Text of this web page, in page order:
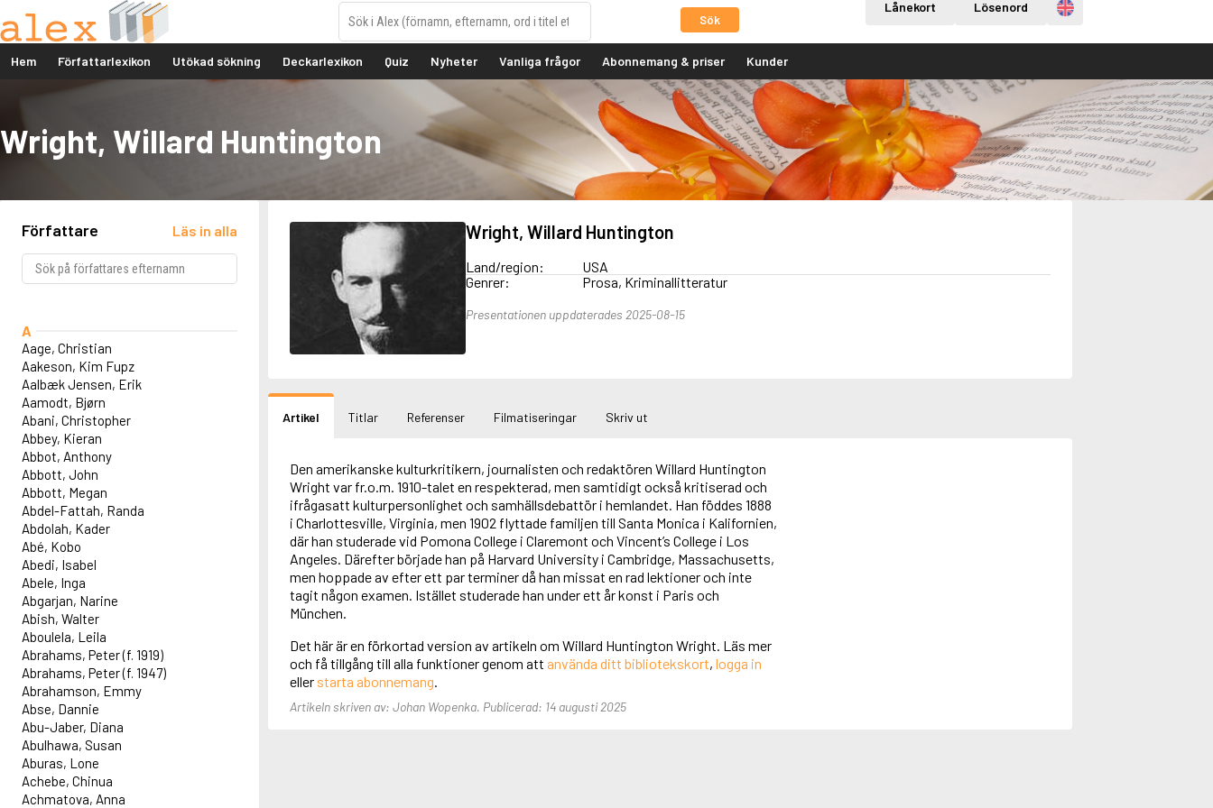
Sök
Lånekort Lösenord Engelska
Hem Författarlexikon Utökad sökning Deckarlexikon Quiz Nyheter Vanliga frågor Abonnemang & priser Kunder
Wright, Willard Huntington
Författare Läs in alla
A
Aage, Christian
Aakeson, Kim Fupz
Aalbæk Jensen, Erik
Aamodt, Bjørn
Abani, Christopher
Abbey, Kieran
Abbot, Anthony
Abbott, John
Abbott, Megan
Abdel-Fattah, Randa
Abdolah, Kader
Abé, Kobo
Abedi, Isabel
Abele, Inga
Abgarjan, Narine
Abish, Walter
Aboulela, Leila
Abrahams, Peter (f. 1919)
Abrahams, Peter (f. 1947)
Abrahamson, Emmy
Abse, Dannie
Abu-Jaber, Diana
Abulhawa, Susan
Aburas, Lone
Achebe, Chinua
Achmatova, Anna
Wright, Willard Huntington
Land/region:
USA
Genrer:
Prosa, Kriminallitteratur
Presentationen uppdaterades 2025-08-15
Artikel Titlar Referenser Filmatiseringar Skriv ut
Den amerikanske kulturkritikern, journalisten och redaktören Willard Huntington
Wright var fr.o.m. 1910-talet en respekterad, men samtidigt också kritiserad och
ifrågasatt kulturpersonlighet och samhällsdebattör i hemlandet. Han föddes 1888
i Charlottesville, Virginia, men 1902 flyttade familjen till Santa Monica i Kalifornien,
där han studerade vid Pomona College i Claremont och Vincent’s College i Los
Angeles. Därefter började han på Harvard University i Cambridge, Massachusetts,
men hoppade av efter ett par terminer då han missat en rad lektioner och inte
tagit någon examen. Istället studerade han under ett år konst i Paris och
München.
Det här är en förkortad version av artikeln om Willard Huntington Wright. Läs mer
och få tillgång till alla funktioner genom att använda ditt bibliotekskort, logga in
eller starta abonnemang
Artikeln skriven av: Johan Wopenka. Publicerad: 14 augusti 2025